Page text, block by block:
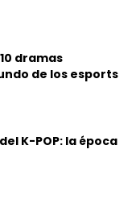
dramas
de los esports
K-POP: la época